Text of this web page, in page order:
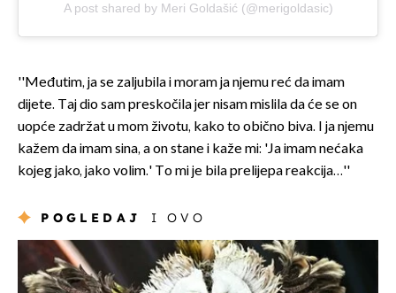
A post shared by Meri Goldašić (@merigoldasic)
''Međutim, ja se zaljubila i moram ja njemu reć da imam
dijete. Taj dio sam preskočila jer nisam mislila da će se on
uopće zadržat u mom životu, kako to obično biva. I ja njemu
kažem da imam sina, a on stane i kaže mi: 'Ja imam nećaka
kojeg jako, jako volim.' To mi je bila prelijepa reakcija…''
POGLEDAJ I OVO